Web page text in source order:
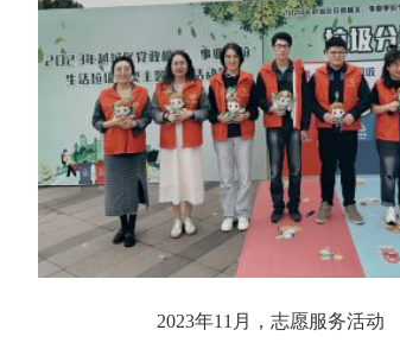
2023年11月，志愿服务活动